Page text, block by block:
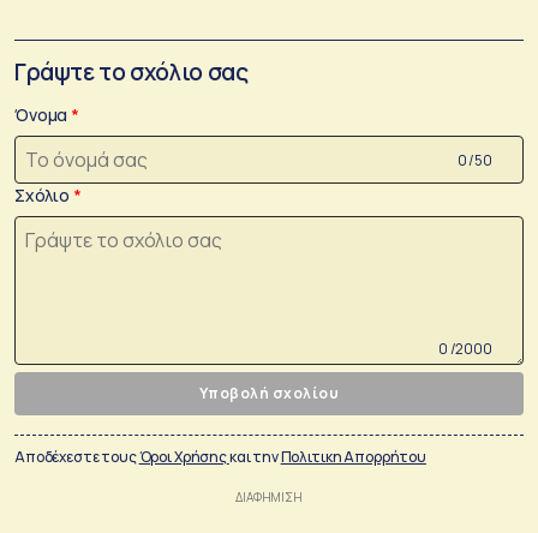
Γράψτε το σχόλιο σας
Όνομα
0 /50
Σχόλιο
0 /2000
Υποβολή σχολίου
Αποδέχεστε τουςΌροι Χρήσηςκαι τηνΠολιτικη Απορρήτου